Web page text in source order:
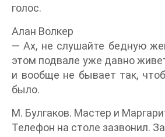
голос.
Алан Волкер
— Ах, не слушайте бедную
этом подвале уже давно
и вообще не бывает так,
было.
М. Булгаков. Мастер и
Телефон на столе зазвонил.